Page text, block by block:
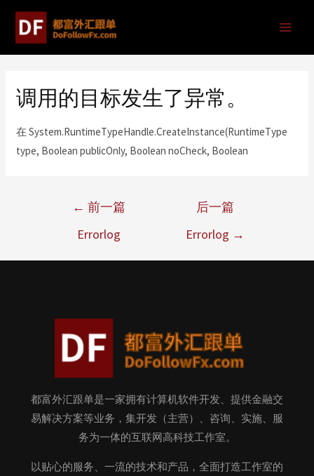
调用的目标发生了异常。
在 System.RuntimeTypeHandle.CreateInstance(RuntimeType
type, Boolean publicOnly, Boolean noCheck, Boolean
← 前一篇
Errorlog
后一篇
Errorlog →
都富外汇跟单是一家拥有计算机软件开发、提供金融交
易解决方案等业务，集开发（主营）、咨询、实施、服
务为一体的互联网高科技工作室。
以贴心的服务、一流的技术和产品，全面打造工作室的